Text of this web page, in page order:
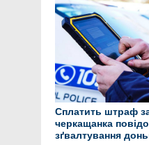
Сплатить штраф
черкащанка
зґвалтування